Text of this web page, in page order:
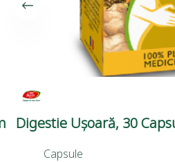
Digestie Ușoară, 30
Capsule